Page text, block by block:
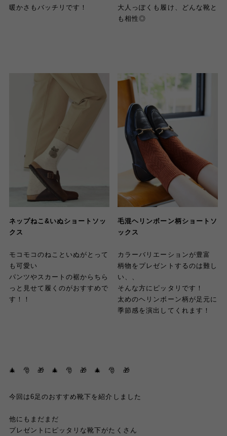
暖かさもバッチリです！
大人っぽくも履け、どんな靴と
も相性◎
ネップねこ&いぬショートソッ
クス
モコモコのねこといぬがとって
も可愛い
パンツやスカートの裾からちら
っと見せて履くのがおすすめで
す！！
毛混ヘリンボーン柄ショートソ
ックス
カラーバリエーションが豊富
柄物をプレゼントするのは難し
い、、
そんな方にピッタリです！
太めのヘリンボーン柄が足元に
季節感を演出してくれます！
🎄 🎅 🎁 🎄 🎅 🎁 🎄 🎅 🎁
今回は6足のおすすめ靴下を紹介しました
他にもまだまだ
プレゼントにピッタリな靴下がたくさん